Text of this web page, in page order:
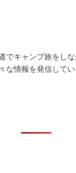
でキャンプ旅をし
な情報を発信してい